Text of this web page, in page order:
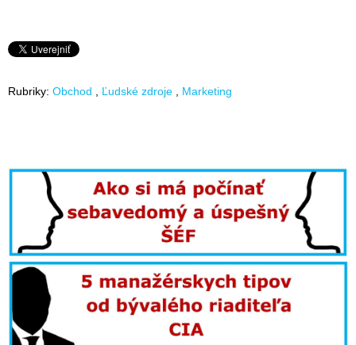
Rubriky: Obchod Ľudské zdroje Marketing